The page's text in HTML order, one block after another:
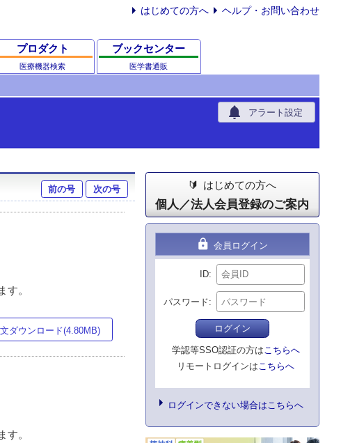
はじめての方へ ヘルプ・お問い合わせ
プロダクト
医療機器検索
ブックセンター
医学書通販
notifications アラート設定
前の号 次の号
。
ダウンロード(4.80MB)
。
はじめての方へ
個人／法人会員登録のご案内
lock 会員ログイン
ID
パスワード
ログイン
学認等SSO認証の方はこちらへ
リモートログインはこちらへ
ログインできない場合はこちらへ